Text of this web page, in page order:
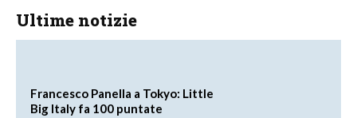
Ultime notizie
Francesco Panella a Tokyo: Little
Big Italy fa 100 puntate